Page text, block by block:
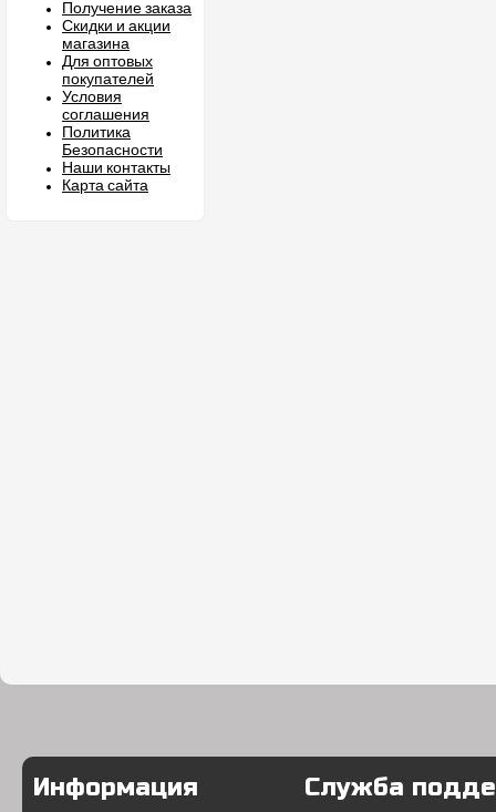
Получение заказа
Скидки и акции
магазина
Для оптовых
покупателей
Условия
соглашения
Политика
Безопасности
Наши контакты
Карта сайта
Информация Служба